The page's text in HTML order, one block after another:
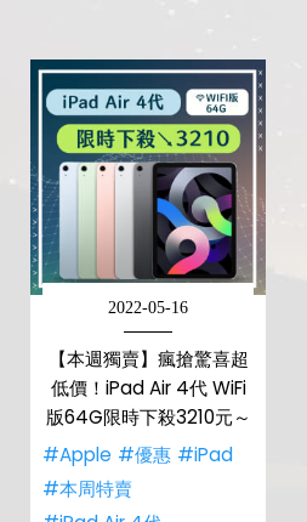
2022-05-16
【本週獨賣】瘋搶驚喜超
低價！iPad Air 4代 WiFi
版64G限時下殺3210元～
#Apple #優惠 #iPad
#本周特賣